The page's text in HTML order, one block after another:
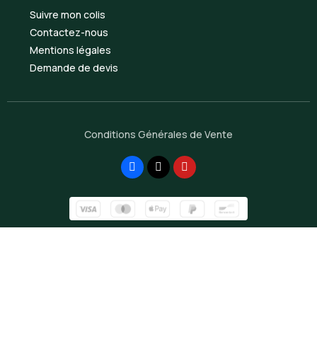
Suivre mon colis
Contactez-nous
Mentions légales
Demande de devis
Conditions Générales de Vente